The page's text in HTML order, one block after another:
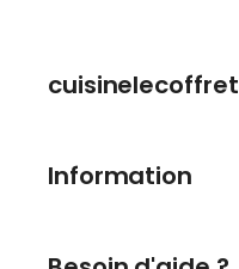
cuisinelecoffret
Information